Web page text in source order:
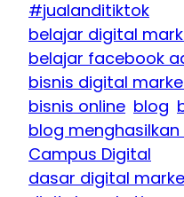
#jualanditiktok
belajar digital
belajar facebook
bisnis digital
bisnis online blog
blog menghasilkan
Campus Digital
dasar digital